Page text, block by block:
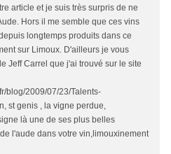
article et je suis très surpris de ne
Hors il me semble que ces vins
longtemps produits dans ce
sur Limoux. D'ailleurs je vous
Jeff Carrel que j'ai trouvé sur le site
blog/2009/07/23/Talents-
st genis , la vigne perdue,
là une de ses plus belles
l'aude dans votre vin,limouxinement